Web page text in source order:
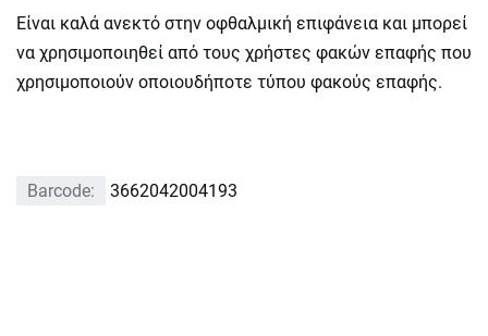
Είναι καλά ανεκτό στην οφθαλμική επιφάνεια και μπορεί
να χρησιμοποιηθεί από τους χρήστες φακών επαφής που
χρησιμοποιούν οποιουδήποτε τύπου φακούς επαφής.
Barcode: 3662042004193